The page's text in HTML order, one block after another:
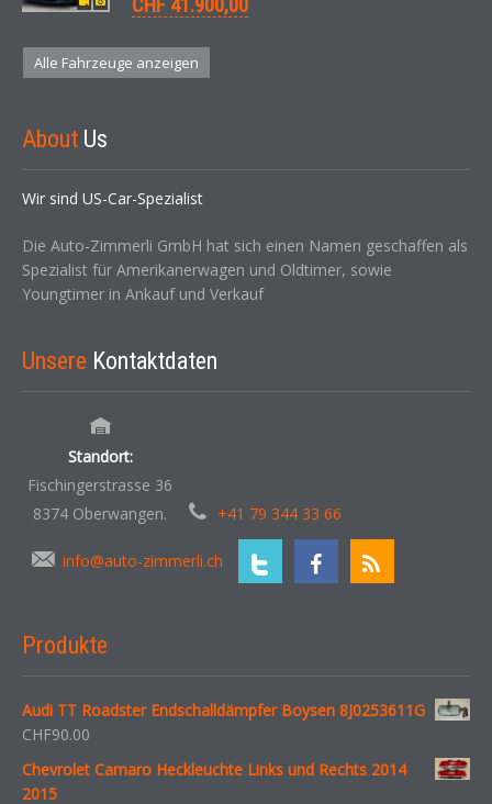
Alle Fahrzeuge anzeigen
About Us
Wir sind US-Car-Spezialist
Die Auto-Zimmerli GmbH hat sich einen Namen geschaffen als
Spezialist für Amerikanerwagen und Oldtimer, sowie
Youngtimer in Ankauf und Verkauf
Unsere Kontaktdaten
Standort:
Fischingerstrasse 36
8374 Oberwangen.
+41 79 344 33 66
info@auto-zimmerli.ch
Produkte
Audi TT Roadster Endschalldämpfer Boysen 8J0253611G
CHF90.00
Chevrolet Camaro Heckleuchte Links und Rechts 2014
2015